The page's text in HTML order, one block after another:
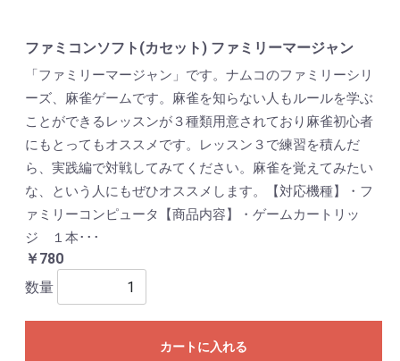
ファミコンソフト(カセット) ファミリーマージャン
「ファミリーマージャン」です。ナムコのファミリーシリ
ーズ、麻雀ゲームです。麻雀を知らない人もルールを学ぶ
ことができるレッスンが３種類用意されており麻雀初心者
にもとってもオススメです。レッスン３で練習を積んだ
ら、実践編で対戦してみてください。麻雀を覚えてみたい
な、という人にもぜひオススメします。【対応機種】・フ
ァミリーコンピュータ【商品内容】・ゲームカートリッ
ジ １本･･･
￥780
数量
カートに入れる